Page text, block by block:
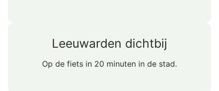
Leeuwarden dichtbij
Op de fiets in 20 minuten in de stad.